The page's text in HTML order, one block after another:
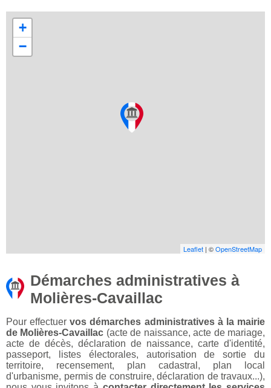
+
−
Leaflet | ©OpenStreetMap
Démarches administratives à
Molières-Cavaillac
Pour effectuervos démarches administratives à la mairie
de Molières-Cavaillac (acte de naissance, acte de mariage,
acte de décès, déclaration de naissance, carte d'identité,
passeport, listes électorales, autorisation de sortie du
territoire, recensement, plan cadastral, plan local
d'urbanisme, permis de construire, déclaration de travaux...),